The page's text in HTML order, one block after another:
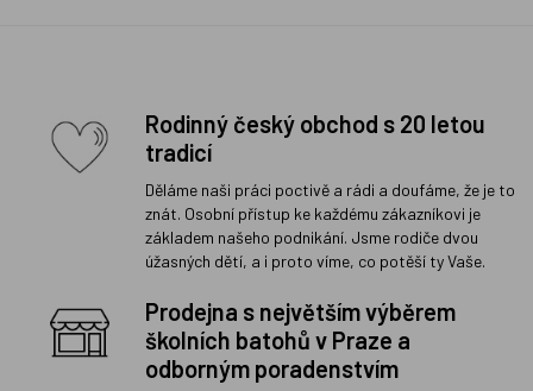
Rodinný český obchod s 20 letou
tradicí
Děláme naši práci poctivě a rádi a doufáme, že je to
znát. Osobní přístup ke každému zákazníkovi je
základem našeho podnikání. Jsme rodiče dvou
úžasných dětí, a i proto víme, co potěší ty Vaše.
Prodejna s největším výběrem
školních batohů v Praze a
odborným poradenstvím